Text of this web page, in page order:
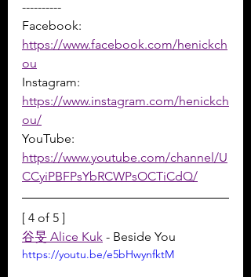
----------
Facebook:
https://www.facebook.com/henickch
ou
Instagram:
https://www.instagram.com/henickch
ou/
YouTube:
https://www.youtube.com/channel/U
CCyiPBFPsYbRCWPsOCTiCdQ/
[ 4 of 5 ]
谷旻 Alice Kuk - Beside You
https://youtu.be/e5bHwynfktM